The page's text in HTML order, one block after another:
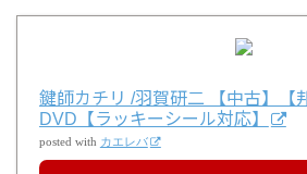
鍵師カチリ /羽賀研二 【中古】【
DVD【ラッキーシール対応】
posted with カエレバ